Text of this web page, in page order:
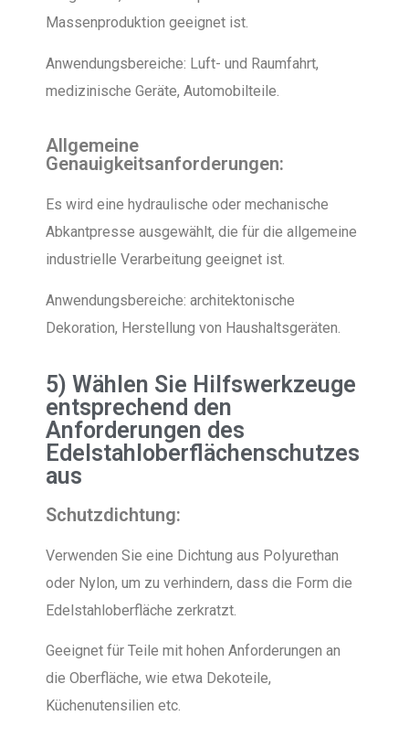
Massenproduktion geeignet ist.
Anwendungsbereiche: Luft- und Raumfahrt,
medizinische Geräte, Automobilteile.
Allgemeine
Genauigkeitsanforderungen:
Es wird eine hydraulische oder mechanische
Abkantpresse ausgewählt, die für die allgemeine
industrielle Verarbeitung geeignet ist.
Anwendungsbereiche: architektonische
Dekoration, Herstellung von Haushaltsgeräten.
5) Wählen Sie Hilfswerkzeuge
entsprechend den
Anforderungen des
Edelstahloberflächenschutzes
aus
Schutzdichtung:
Verwenden Sie eine Dichtung aus Polyurethan
oder Nylon, um zu verhindern, dass die Form die
Edelstahloberfläche zerkratzt.
Geeignet für Teile mit hohen Anforderungen an
die Oberfläche, wie etwa Dekoteile,
Küchenutensilien etc.